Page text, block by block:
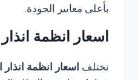
بأعلى معايير الجودة.
اسعار انظمة
تختلف اسعار انظمة